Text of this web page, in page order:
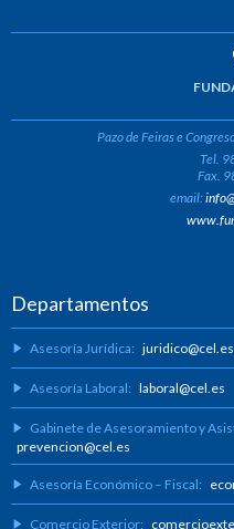
Pazo de Feiras e
Tel.
Fax.
email:
Departamentos
Asesoría Jurídica: juridico@cel.es
Asesoría Laboral: laboral@cel.es
Gabinete de Asesoramiento y
prevencion@cel.es
Asesoría Económico – Fiscal:
Comercio Exterior: